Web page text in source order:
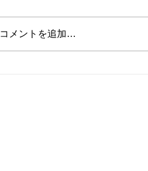
フルーツポンチパフェ
コメントを追加…